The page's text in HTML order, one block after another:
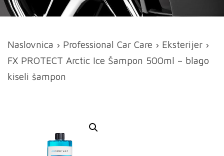
Naslovnica › Professional Car Care › Eksterijer ›
FX PROTECT Arctic Ice Šampon 500ml – blago
kiseli šampon